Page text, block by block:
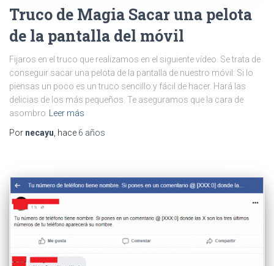
Truco de Magia Sacar una pelota
de la pantalla del móvil
Fijaros en el truco que realizamos en el siguiente vídeo. Se trata de
conseguir sacar una pelota de la pantalla de nuestro móvil: Si lo
piensas un poco es un truco sencillo y fácil de hacer. Hará las
delicias de los más pequeños. Te aseguramos que la cara de
asombro Leer más
Por necayu, hace 6 años